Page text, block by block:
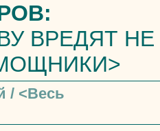
ВРЕДЯТ НЕ
/ <Весь